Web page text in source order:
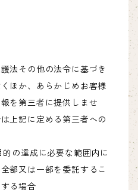
法その他の法令に基づき
ほか、あらかじめお客様
を第三者に提供しませ
上記に定める第三者への
的の達成に必要な範囲内に
部又は一部を委託するこ
る場合